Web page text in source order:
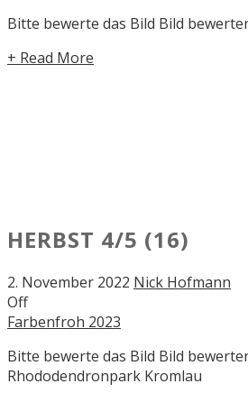
Bitte bewerte das Bild Bild
+ Read More
HERBST 4/5 (16)
2. November 2022 Nick Hofmann
Off
Farbenfroh 2023
Bitte bewerte das Bild Bild
Rhododendronpark Kromlau